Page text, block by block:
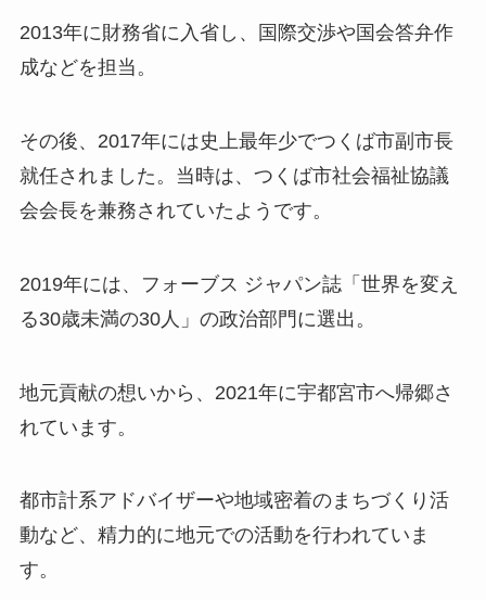
2013年に財務省に入省し、国際交渉や国会答弁作
成などを担当。
その後、2017年には史上最年少でつくば市副市長
就任されました。当時は、つくば市社会福祉協議
会会長を兼務されていたようです。
2019年には、フォーブス ジャパン誌「世界を変え
る30歳未満の30人」の政治部門に選出。
地元貢献の想いから、2021年に宇都宮市へ帰郷さ
れています。
都市計系アドバイザーや地域密着のまちづくり活
動など、精力的に地元での活動を行われていま
す。